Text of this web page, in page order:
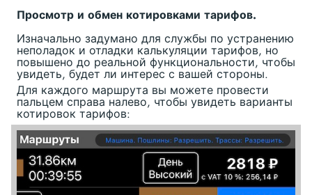
Просмотр и обмен котировками тарифов.
Изначально задумано для службы по устранению
неполадок и отладки калькуляции тарифов, но
повышено до реальной функциональности, чтобы
увидеть, будет ли интерес с вашей стороны.
Для каждого маршрута вы можете провести
пальцем справа налево, чтобы увидеть варианты
котировок тарифов: